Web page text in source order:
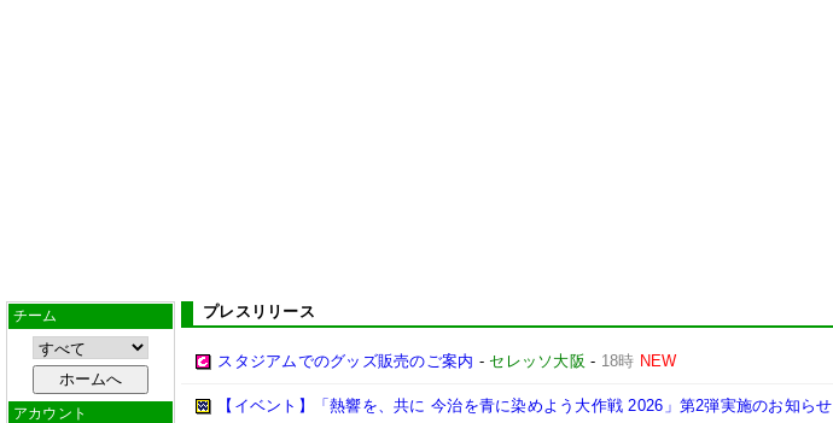
チーム
アカウント
プレスリリース
スタジアムでのグッズ販売のご案内 - セレッソ大阪 - 18時 NEW
【イベント】「熱響を、共に 今治を青に染めよう大作戦 2026」第2弾実施のお知らせ